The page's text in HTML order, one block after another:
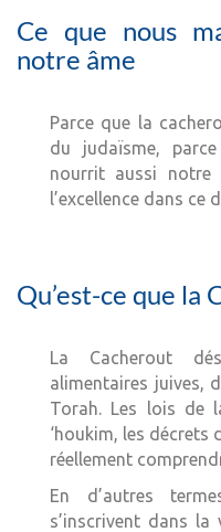
Ce que nous
notre âme
Parce que la
du judaïsme,
nourrit aussi notre
l’excellence dans ce
Qu’est-ce que la
La Cacherout
alimentaires juives,
Torah. Les lois de
‘houkim, les décrets
réellement
En d’autres
s’inscrivent dans